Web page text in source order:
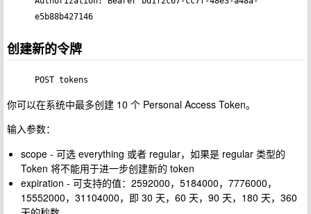
e5b88b427146
创建新的令牌
POST tokens
你可以在系统中最多创建 10 个 Personal Access Token。
输入参数：
scope - 可选 everything 或者 regular，如果是 regular 类型的
Token 将不能用于进一步创建新的 token
expiration - 可支持的值：2592000，5184000，7776000，
15552000，31104000，即 30 天，60 天，90 天，180 天，360